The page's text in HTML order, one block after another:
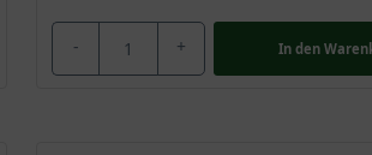
(lateinisch flüssig) und “anbr“
- + In den